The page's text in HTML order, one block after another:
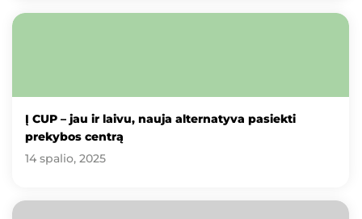
Į CUP – jau ir laivu, nauja alternatyva pasiekti
prekybos centrą
14 spalio, 2025